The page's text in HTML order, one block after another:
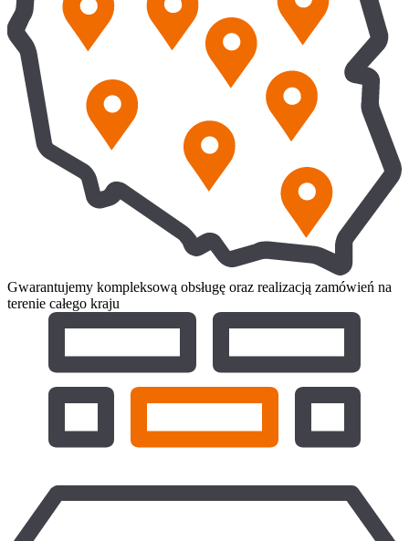
Gwarantujemy kompleksową obsługę oraz realizacją zamówień na
terenie całego kraju